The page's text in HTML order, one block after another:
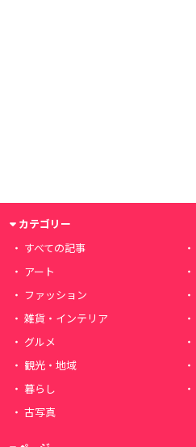
カテゴリー
すべての記事
アート
ファッション
雑貨・インテリア
グルメ
観光・地域
暮らし
古写真